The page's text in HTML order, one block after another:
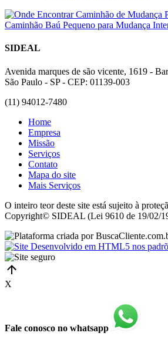
SIDEAL
Avenida marques de são vicente, 1619 -
São Paulo - SP - CEP: 01139-003
(11) 94012-7480
Home
Empresa
Missão
Serviços
Contato
Mapa do site
Mais Serviços
O inteiro teor deste site está sujeito à
Copyright© SIDEAL (Lei 9610 de 19/02/
X
Fale conosco no whatsapp